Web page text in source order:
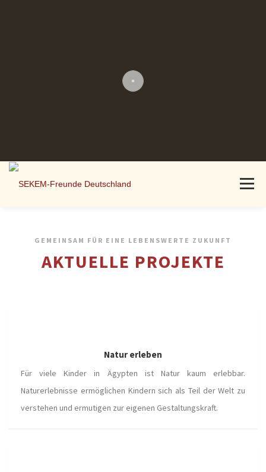
Menü
GEMEINSAM FÜR EINE LEBENSWERTE ZUKUNFT
AKTUELLE PROJEKTE
Natur erleben
Für viele Kinder in Ägypten ist Natur kaum erlebbar.
Naturerlebnisse ermöglichen Kindern sich als Teil der Welt zu
verstehen und ermutigen zur eigenen Gestaltungskraft.